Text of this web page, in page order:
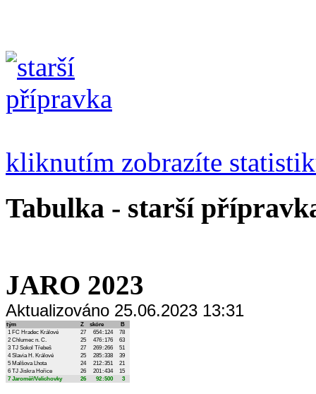
kliknutím zobrazíte
Tabulka - starší
JARO 2023
Aktualizováno 25.06.2023 13:31
tým Z skóre
B
1 FC Hradec Králové 27 654:124
78
2 Chlumec n. C. 25 476:176
63
3 TJ Sokol Třebeš 27 269:266
51
4 Slavia H. Králové 25 285:338
39
5 Malšova Lhota 24 212:351
21
6 TJ Jiskra Hořice 26 201:434
15
7 Jaroměř/Velichovky 26 92:500 3